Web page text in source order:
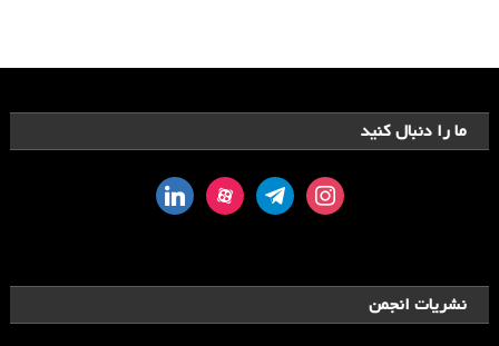
ما را دنبال کنید
instagram
telegram
aparat
linkedin
نشریات انجمن